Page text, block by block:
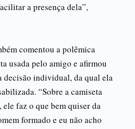
a presença dela”,
comentou a polêmica
usada pelo amigo e afirmou
decisão individual, da qual ela
“Sobre a camiseta
faz o que bem quiser da
formado e eu não acho